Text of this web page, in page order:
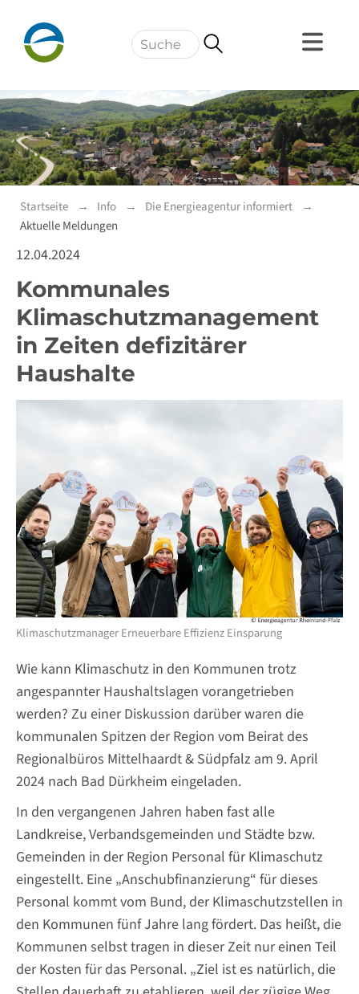
Navigation
Startseite Info
Die Energieagentur informiert
Aktuelle Meldungen
12.04.2024
Kommunales
Klimaschutzmanagement
in Zeiten defizitärer
Haushalte
Klimaschutzmanager Erneuerbare Effizienz Einsparung
Wie kann Klimaschutz in den Kommunen trotz
angespannter Haushaltslagen vorangetrieben
werden? Zu einer Diskussion darüber waren die
kommunalen Spitzen der Region vom Beirat des
Regionalbüros Mittelhaardt & Südpfalz am 9. April
2024 nach Bad Dürkheim eingeladen.
In den vergangenen Jahren haben fast alle
Landkreise, Verbandsgemeinden und Städte bzw.
Gemeinden in der Region Personal für Klimaschutz
eingestellt. Eine „Anschubfinanzierung“ für dieses
Personal kommt vom Bund, der Klimaschutzstellen in
den Kommunen fünf Jahre lang fördert. Das heißt, die
Kommunen selbst tragen in dieser Zeit nur einen Teil
der Kosten für das Personal. „Ziel ist es natürlich, die